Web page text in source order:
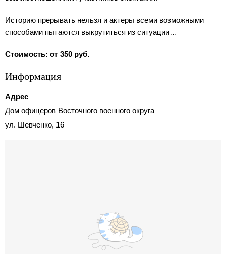
Историю прерывать нельзя и актеры всеми возможными
способами пытаются выкрутиться из ситуации…
Стоимость: от 350 руб.
Информация
Адрес
Дом офицеров Восточного военного округа
ул. Шевченко, 16